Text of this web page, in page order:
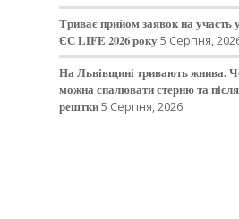
Триває прийом заявок на участь
ЄС LIFE 2026 року5 Серпня,
На Львівщині тривають жнива.
можна спалювати стерню та
рештки5 Серпня, 2026